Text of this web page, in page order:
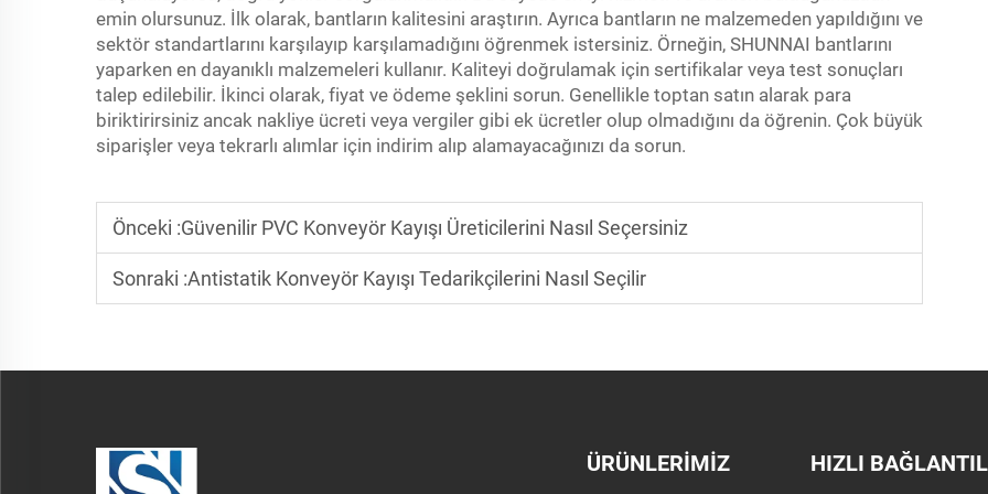
emin olursunuz. İlk olarak, bantların kalitesini araştırın. Ayrıca bantların ne malzemeden yapıldığını ve
sektör standartlarını karşılayıp karşılamadığını öğrenmek istersiniz. Örneğin, SHUNNAI bantlarını
yaparken en dayanıklı malzemeleri kullanır. Kaliteyi doğrulamak için sertifikalar veya test sonuçları
talep edilebilir. İkinci olarak, fiyat ve ödeme şeklini sorun. Genellikle toptan satın alarak para
biriktirirsiniz ancak nakliye ücreti veya vergiler gibi ek ücretler olup olmadığını da öğrenin. Çok büyük
siparişler veya tekrarlı alımlar için indirim alıp alamayacağınızı da sorun.
Önceki :Güvenilir PVC Konveyör Kayışı Üreticilerini Nasıl Seçersiniz
Sonraki :Antistatik Konveyör Kayışı Tedarikçilerini Nasıl Seçilir
ÜRÜNLERIMIZ HIZLI